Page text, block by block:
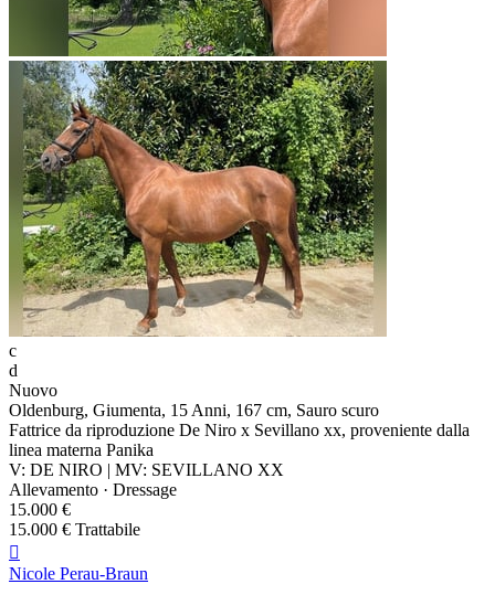
c
d
Nuovo
Oldenburg, Giumenta, 15 Anni, 167 cm, Sauro scuro
Fattrice da riproduzione De Niro x Sevillano xx, proveniente dalla
linea materna Panika
V: DE NIRO | MV: SEVILLANO XX
Allevamento · Dressage
15.000 €
15.000 € Trattabile

Nicole Perau-Braun